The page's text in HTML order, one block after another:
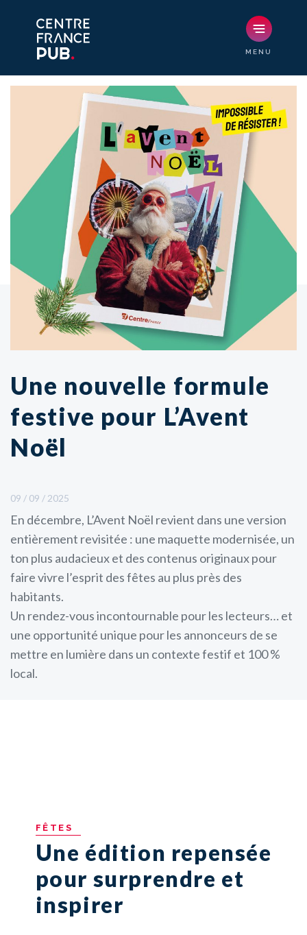
Une nouvelle formule
festive pour L’Avent
Noël
09 / 09 / 2025
En décembre, L’Avent Noël revient dans une version
entièrement revisitée : une maquette modernisée, un
ton plus audacieux et des contenus originaux pour
faire vivre l’esprit des fêtes au plus près des
habitants.
Un rendez-vous incontournable pour les lecteurs… et
une opportunité unique pour les annonceurs de se
mettre en lumière dans un contexte festif et 100 %
local.
FÊTES
Une édition repensée
pour surprendre et
inspirer